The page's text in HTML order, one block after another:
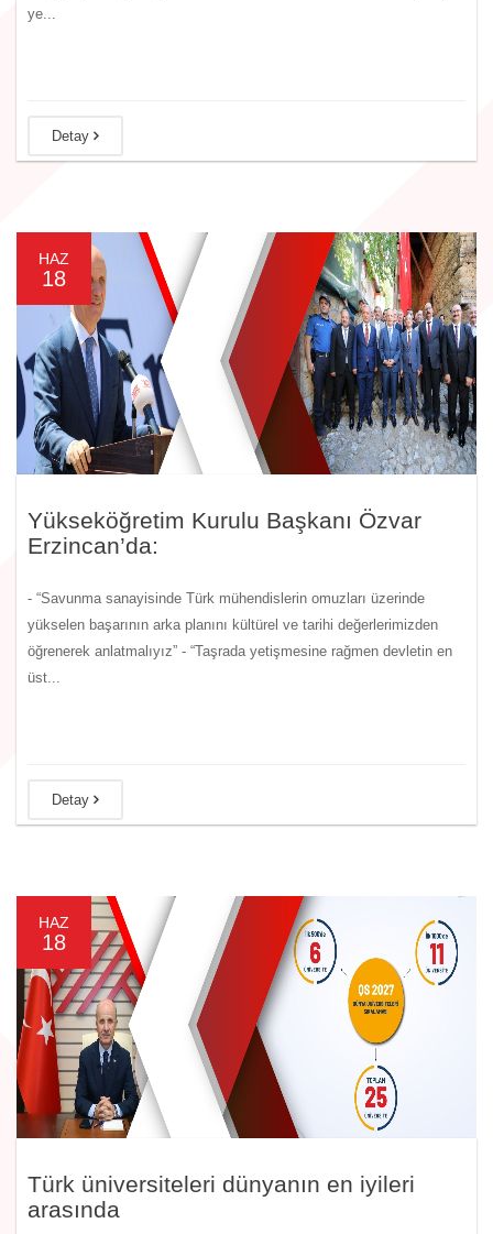
ye...
Detay
HAZ
18
Yükseköğretim Kurulu Başkanı Özvar
Erzincan’da:
- “Savunma sanayisinde Türk mühendislerin omuzları üzerinde
yükselen başarının arka planını kültürel ve tarihi değerlerimizden
öğrenerek anlatmalıyız” - “Taşrada yetişmesine rağmen devletin en
üst...
Detay
HAZ
18
Türk üniversiteleri dünyanın en iyileri
arasında